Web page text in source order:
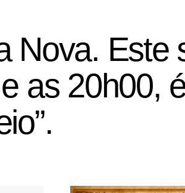
Nova. Este
as 20h00,